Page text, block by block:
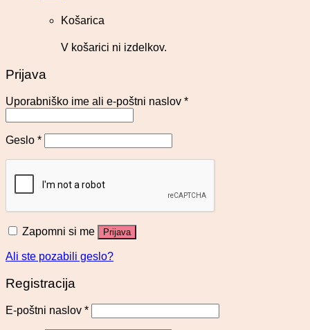
Košarica
V košarici ni izdelkov.
Prijava
Uporabniško ime ali e-poštni naslov *
Geslo *
Zapomni si me Prijava
Ali ste pozabili geslo?
Registracija
E-poštni naslov *